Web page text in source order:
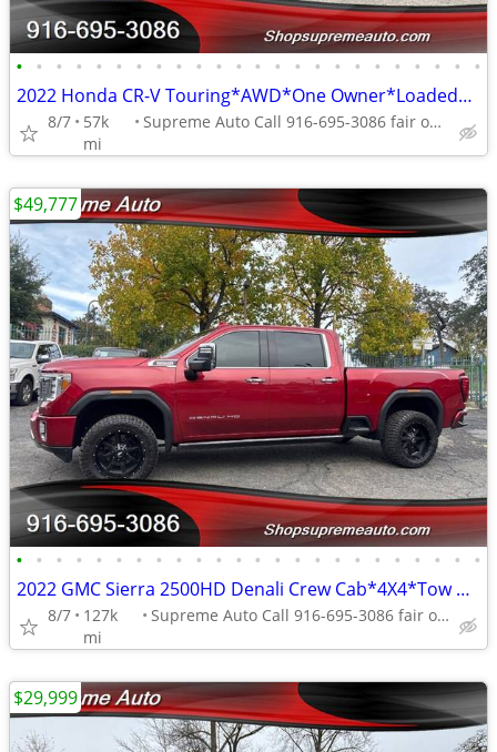
• • • • • • • • • • • • • • • • • • • • • • • •
2022 Honda CR-V Touring*AWD*One Owner*Loaded*Rear Camera*Tow Hitch
8/7
57k
mi
Supreme Auto Call 916-695-3086 fair oaks
• • • • • • • • • • • • • • • • • • • • • • • •
2022 GMC Sierra 2500HD Denali Crew Cab*4X4*Tow Package*Rear Camera*
8/7
127k
mi
Supreme Auto Call 916-695-3086 fair oaks
$49,777
$29,999